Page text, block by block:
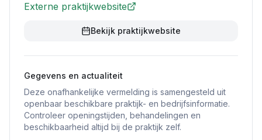
Externe praktijkwebsite
Bekijk praktijkwebsite
Gegevens en actualiteit
Deze onafhankelijke vermelding is samengesteld uit
openbaar beschikbare praktijk- en bedrijfsinformatie.
Controleer openingstijden, behandelingen en
beschikbaarheid altijd bij de praktijk zelf.